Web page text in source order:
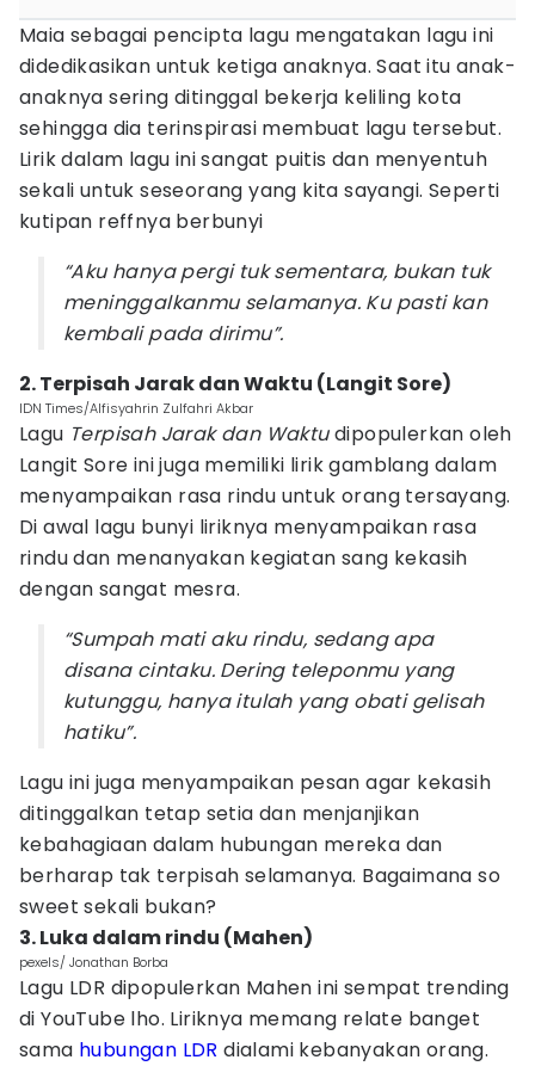
Maia sebagai pencipta lagu mengatakan lagu ini
didedikasikan untuk ketiga anaknya. Saat itu anak-
anaknya sering ditinggal bekerja keliling kota
sehingga dia terinspirasi membuat lagu tersebut.
Lirik dalam lagu ini sangat puitis dan menyentuh
sekali untuk seseorang yang kita sayangi. Seperti
kutipan reffnya berbunyi
“Aku hanya pergi tuk sementara, bukan tuk
meninggalkanmu selamanya. Ku pasti kan
kembali pada dirimu”.
2. Terpisah Jarak dan Waktu (Langit Sore)
IDN Times/Alfisyahrin Zulfahri Akbar
Lagu Terpisah Jarak dan Waktudipopulerkan oleh
Langit Sore ini juga memiliki lirik gamblang dalam
menyampaikan rasa rindu untuk orang tersayang.
Di awal lagu bunyi liriknya menyampaikan rasa
rindu dan menanyakan kegiatan sang kekasih
dengan sangat mesra.
“Sumpah mati aku rindu, sedang apa
disana cintaku. Dering teleponmu yang
kutunggu, hanya itulah yang obati gelisah
hatiku”.
Lagu ini juga menyampaikan pesan agar kekasih
ditinggalkan tetap setia dan menjanjikan
kebahagiaan dalam hubungan mereka dan
berharap tak terpisah selamanya. Bagaimana so
sweet sekali bukan?
3. Luka dalam rindu (Mahen)
pexels/ Jonathan Borba
Lagu LDR dipopulerkan Mahen ini sempat trending
di YouTube lho. Liriknya memang relate banget
sama hubungan LDR dialami kebanyakan orang.